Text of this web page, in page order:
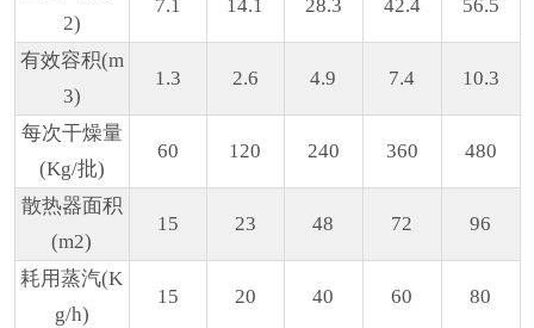
2)
7.1 14.1 28.3 42.4 56.5
有效容积(m
3)
1.3 2.6 4.9 7.4 10.3
每次干燥量
(Kg/批)
60 120 240 360 480
散热器面积
(m2)
15 23 48 72 96
耗用蒸汽(K
g/h)
15 20 40 60 80